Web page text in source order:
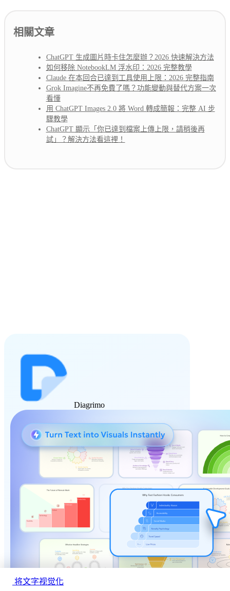
相關文章
ChatGPT 生成圖片時卡住怎麼辦？2026 快速解決方法
如何移除 NotebookLM 浮水印：2026 完整教學
Claude 在本回合已達到工具使用上限：2026 完整指南
Grok Imagine不再免費了嗎？功能變動與替代方案一次
看懂
用 ChatGPT Images 2.0 將 Word 轉成簡報：完整 AI 步
驟教學
ChatGPT 顯示「你已達到檔案上傳上限，請稍後再
試」？解決方法看這裡！
Diagrimo
将文字视觉化